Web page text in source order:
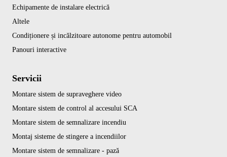
Echipamente de instalare electrică
Altele
Condiționere și incălzitoare autonome pentru automobil
Panouri interactive
Servicii
Montare sistem de supraveghere video
Montare sistem de control al accesului SCA
Montare sistem de semnalizare incendiu
Montaj sisteme de stingere a incendiilor
Montare sistem de semnalizare - pază